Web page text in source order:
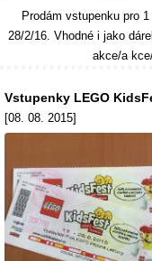
Prodám vstupenku pro
28/2/16. Vhodné i jako
akce/a
Vstupenky LEGO
[08. 08. 2015]